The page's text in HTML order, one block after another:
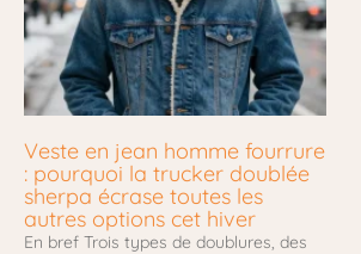
Veste en jean homme fourrure
: pourquoi la trucker doublée
sherpa écrase toutes les
autres options cet hiver
En bref Trois types de doublures, des